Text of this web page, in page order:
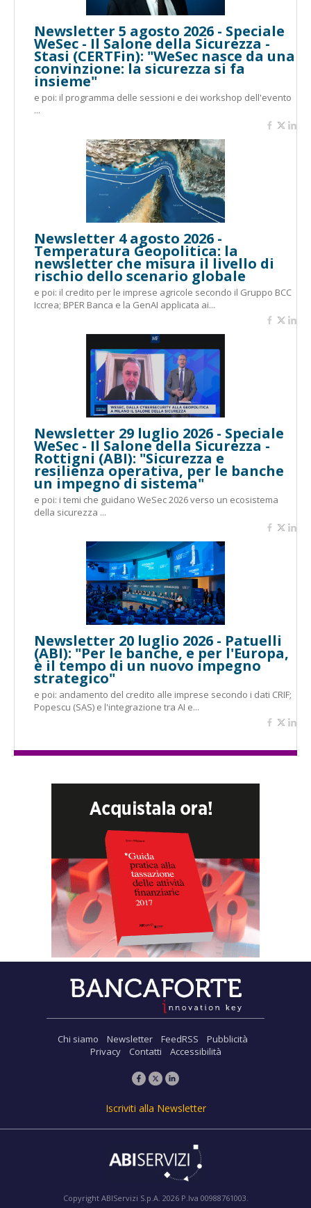
Newsletter 5 agosto 2026 - Speciale
WeSec - Il Salone della Sicurezza -
Stasi (CERTFin): "WeSec nasce da una
convinzione: la sicurezza si fa
insieme"
e poi: il programma delle sessioni e dei workshop dell'evento
...
Newsletter 4 agosto 2026 -
Temperatura Geopolitica: la
newsletter che misura il livello di
rischio dello scenario globale
e poi: il credito per le imprese agricole secondo il Gruppo BCC
Iccrea; BPER Banca e la GenAI applicata ai...
Newsletter 29 luglio 2026 - Speciale
WeSec - Il Salone della Sicurezza -
Rottigni (ABI): "Sicurezza e
resilienza operativa, per le banche
un impegno di sistema"
e poi: i temi che guidano WeSec 2026 verso un ecosistema
della sicurezza ...
Newsletter 20 luglio 2026 - Patuelli
(ABI): "Per le banche, e per l'Europa,
è il tempo di un nuovo impegno
strategico"
e poi: andamento del credito alle imprese secondo i dati CRIF;
Popescu (SAS) e l'integrazione tra AI e...
Chi siamo Newsletter FeedRSS
Pubblicità
Privacy
Contatti Accessibilità
Iscriviti alla Newsletter
Copyright ABIServizi S.p.A. 2026 P.Iva 00988761003.